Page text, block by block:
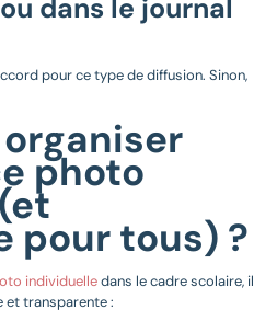
dans le journal
pour ce type de diffusion. Sinon,
photo
pour tous) ?
individuelledans le cadre scolaire, il
et transparente :